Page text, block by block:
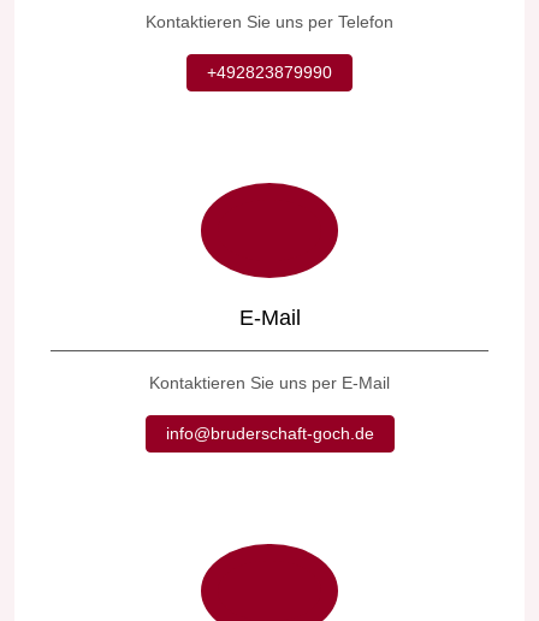
Kontaktieren Sie uns per Telefon
+492823879990
E-Mail
Kontaktieren Sie uns per E-Mail
info@bruderschaft-goch.de